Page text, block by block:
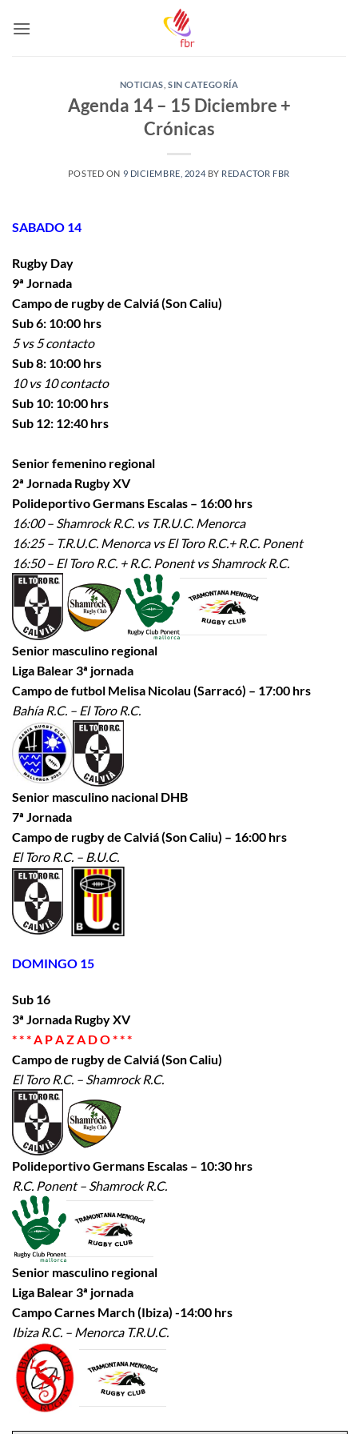
NOTICIAS ,SIN CATEGORÍA
Agenda 14 – 15 Diciembre +
Crónicas
POSTED ON 9 DICIEMBRE, 2024 BY REDACTOR FBR
SABADO 14
Rugby Day
9ª Jornada
Campo de rugby de Calviá (Son Caliu)
Sub 6: 10:00 hrs
5 vs 5 contacto
Sub 8: 10:00 hrs
10 vs 10 contacto
Sub 10: 10:00 hrs
Sub 12: 12:40 hrs
Senior femenino regional
2ª Jornada Rugby XV
Polideportivo Germans Escalas – 16:00 hrs
16:00 – Shamrock R.C. vs T.R.U.C. Menorca
16:25 – T.R.U.C. Menorca vs El Toro R.C.+ R.C. Ponent
16:50 – El Toro R.C. + R.C. Ponent vs Shamrock R.C.
Senior masculino regional
Liga Balear 3ª jornada
Campo de futbol Melisa Nicolau (Sarracó) – 17:00 hrs
Bahía R.C. – El Toro R.C.
Senior masculino nacional DHB
7ª Jornada
Campo de rugby de Calviá (Son Caliu) – 16:00 hrs
El Toro R.C. – B.U.C.
DOMINGO 15
Sub 16
3ª Jornada Rugby XV
* * * A P A Z A D O * * *
Campo de rugby de Calviá (Son Caliu)
El Toro R.C. – Shamrock R.C.
Polideportivo Germans Escalas – 10:30 hrs
R.C. Ponent – Shamrock R.C.
Senior masculino regional
Liga Balear 3ª jornada
Campo Carnes March (Ibiza) -14:00 hrs
Ibiza R.C. – Menorca T.R.U.C.